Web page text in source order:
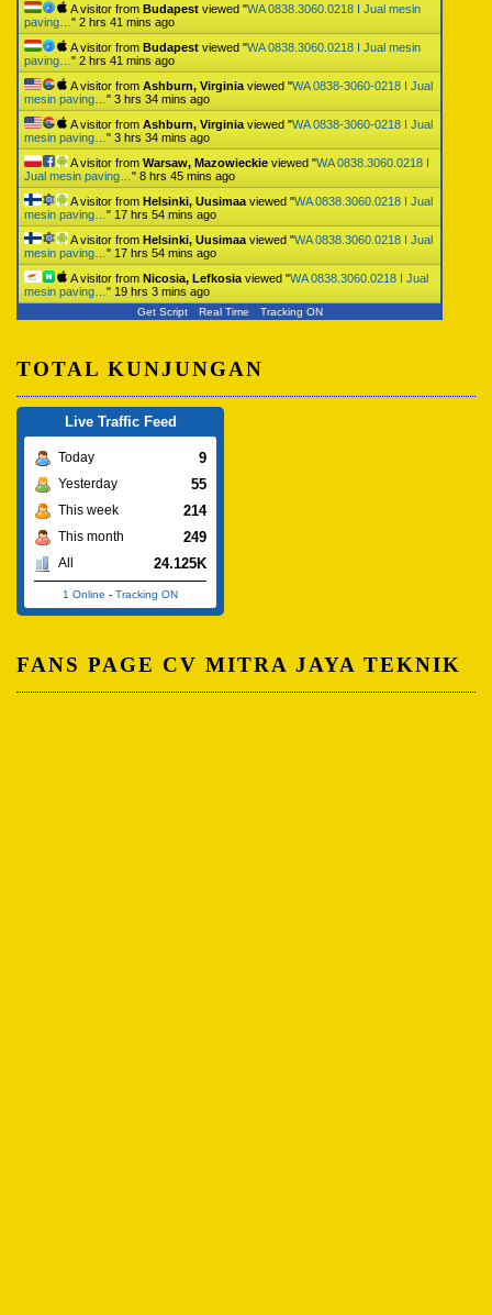
A visitor from Budapest viewed "WA 0838.3060.0218 I Jual mesin
paving… " 2 hrs 41 mins ago
A visitor from Budapest viewed "WA 0838.3060.0218 I Jual mesin
paving… " 2 hrs 41 mins ago
A visitor from Ashburn, Virginia viewed "WA 0838-3060-0218 I Jual
mesin paving… " 3 hrs 34 mins ago
A visitor from Ashburn, Virginia viewed "WA 0838-3060-0218 I Jual
mesin paving… " 3 hrs 34 mins ago
A visitor from Warsaw, Mazowieckie viewed "WA 0838.3060.0218 I
Jual mesin paving… " 8 hrs 45 mins ago
A visitor from Helsinki, Uusimaa viewed "WA 0838.3060.0218 I Jual
mesin paving… " 17 hrs 54 mins ago
A visitor from Helsinki, Uusimaa viewed "WA 0838.3060.0218 I Jual
mesin paving… " 17 hrs 54 mins ago
A visitor from Nicosia, Lefkosia viewed "WA 0838.3060.0218 I Jual
mesin paving… " 19 hrs 3 mins ago
Get Script Real Time Tracking ON
TOTAL KUNJUNGAN
Live Traffic Feed
Today 9
Yesterday 55
This week 214
This month 249
All 24.125K
1 Online - Tracking ON
FANS PAGE CV MITRA JAYA TEKNIK